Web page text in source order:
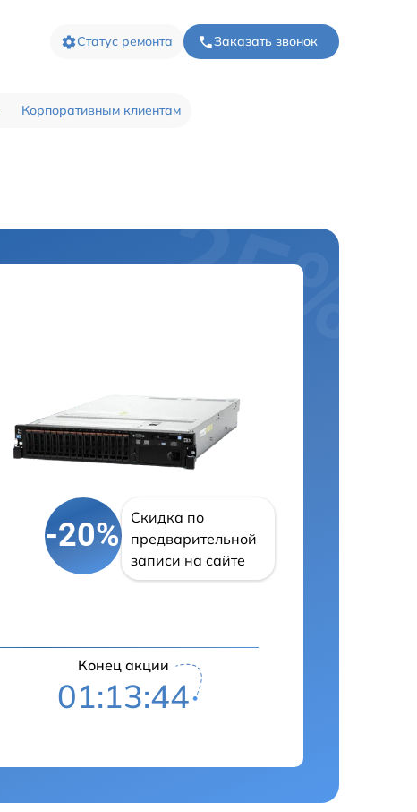
Статус ремонта Заказать звонок
Корпоративным клиентам
-20%
Скидка по
предварительной
записи на сайте
Конец акции
01:13:43